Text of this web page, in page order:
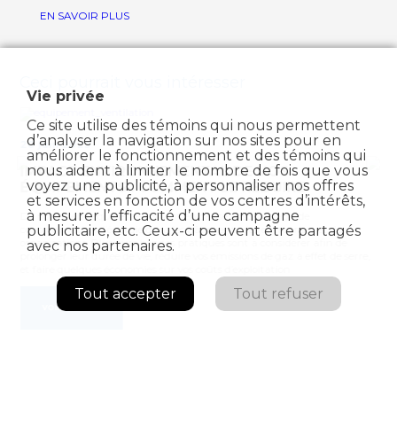
EN SAVOIR PLUS
20 juin 2023
IMPACT ENVIRONNEMENTAL DE VOS
ÉQUIPEMENTS : COMMENT LE RÉDUIRE
De nombreux équipements sont en cause lorsqu’il s’agit de
consommation d’énergie dans les bâtiments des entreprises et des
organisations. Plusieurs bonnes pratiques sont à considérer afin de
prolonger leur durée de vie, réduire vos émissions de gaz à effet de serre,
VOIR BLOGUE
Vie privée
Ce site utilise des témoins qui nous permettent
d’analyser la navigation sur nos sites pour en
améliorer le fonctionnement et des témoins qui
nous aident à limiter le nombre de fois que vous
voyez une publicité, à personnaliser nos offres
et services en fonction de vos centres d’intérêts,
à mesurer l’efficacité d’une campagne
publicitaire, etc. Ceux-ci peuvent être partagés
avec nos partenaires.
Tout accepter Tout refuser